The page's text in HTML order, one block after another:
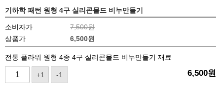
기하학 패턴 원형 4구 실리콘몰드 비누만들기
소비자가
7,500원
상품가
6,500원
전통 플라워 원형 4종 4구 실리콘몰드 비누만들기 재료
+1 -1 6,500원